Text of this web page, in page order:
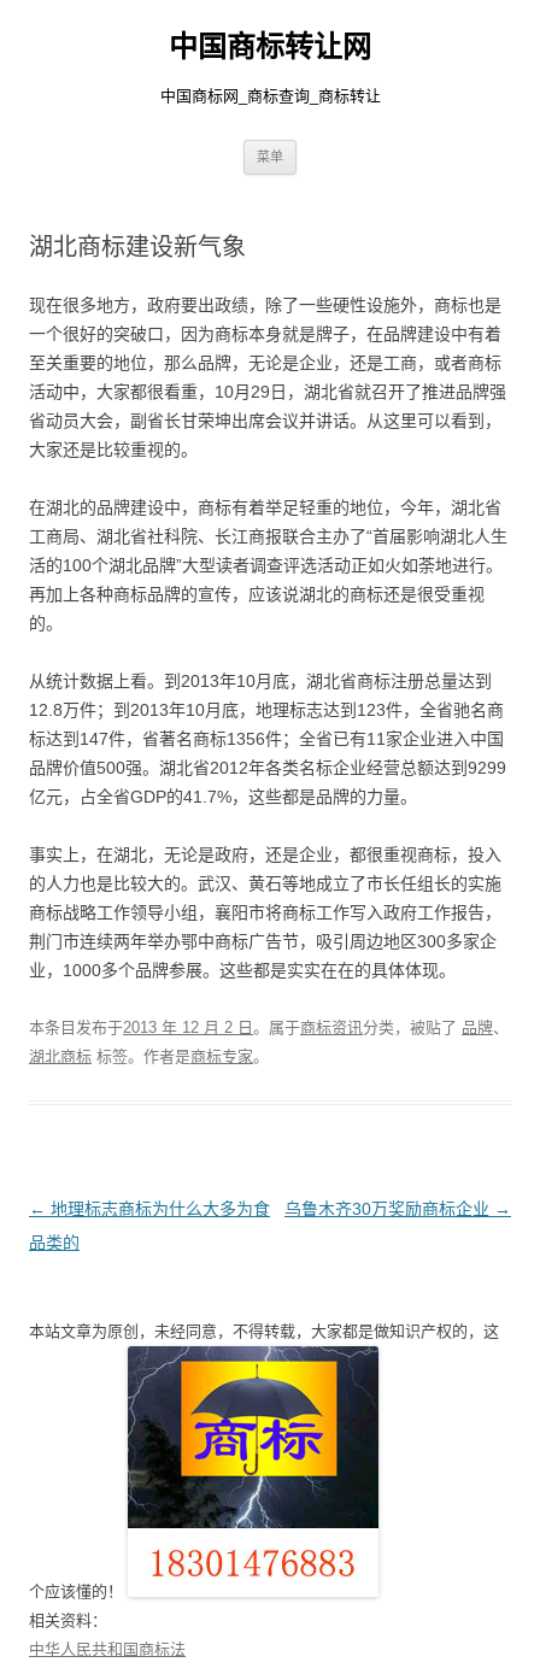
中国商标转让网
中国商标网_商标查询_商标转让
菜单
湖北商标建设新气象
现在很多地方，政府要出政绩，除了一些硬性设施外，商标也是
一个很好的突破口，因为商标本身就是牌子，在品牌建设中有着
至关重要的地位，那么品牌，无论是企业，还是工商，或者商标
活动中，大家都很看重，10月29日，湖北省就召开了推进品牌强
省动员大会，副省长甘荣坤出席会议并讲话。从这里可以看到，
大家还是比较重视的。
在湖北的品牌建设中，商标有着举足轻重的地位，今年，湖北省
工商局、湖北省社科院、长江商报联合主办了“首届影响湖北人生
活的100个湖北品牌”大型读者调查评选活动正如火如荼地进行。
再加上各种商标品牌的宣传，应该说湖北的商标还是很受重视
的。
从统计数据上看。到2013年10月底，湖北省商标注册总量达到
12.8万件；到2013年10月底，地理标志达到123件，全省驰名商
标达到147件，省著名商标1356件；全省已有11家企业进入中国
品牌价值500强。湖北省2012年各类名标企业经营总额达到9299
亿元，占全省GDP的41.7%，这些都是品牌的力量。
事实上，在湖北，无论是政府，还是企业，都很重视商标，投入
的人力也是比较大的。武汉、黄石等地成立了市长任组长的实施
商标战略工作领导小组，襄阳市将商标工作写入政府工作报告，
荆门市连续两年举办鄂中商标广告节，吸引周边地区300多家企
业，1000多个品牌参展。这些都是实实在在的具体体现。
本条目发布于2013 年 12 月 2 日 。属于商标资讯分类，被贴了 品牌、
湖北商标 标签。 作者是商标专家。
文
章
← 地理标志商标为什么大多为食
品类的
乌鲁木齐30万奖励商标企业 →
本站文章为原创，未经同意，不得转载，大家都是做知识产权的，这
个应该懂的！
相关资料：
中华人民共和国商标法